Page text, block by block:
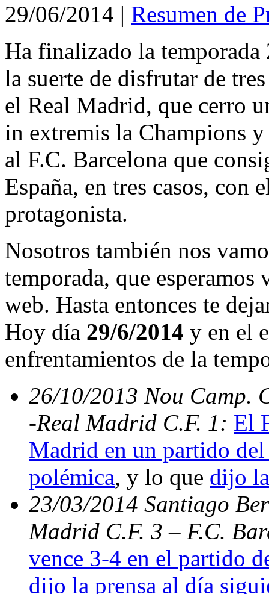
29/06/2014 | Resumen de
Ha finalizado la
la suerte de disfrutar de
el Real Madrid, que cerro
in extremis la Champions
al F.C. Barcelona que
España, en tres casos,
protagonista.
Nosotros también nos
temporada, que esperamos
web. Hasta entonces te
Hoy día 29/6/2014 y en el
enfrentamientos de la
26/10/2013 Nou Camp.
-Real Madrid C.F. 1: El
Madrid en un partido
polémica, y lo que dijo
23/03/2014 Santiago
Madrid C.F. 3 – F.C.
vence 3-4 en el partido
dijo la prensa al día